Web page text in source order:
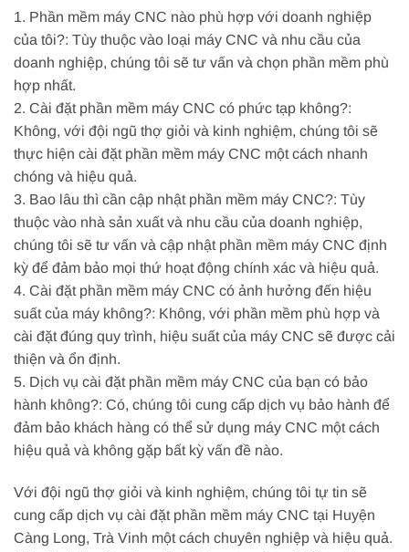
1. Phần mềm máy CNC nào phù hợp với doanh nghiệp
của tôi?: Tùy thuộc vào loại máy CNC và nhu cầu của
doanh nghiệp, chúng tôi sẽ tư vấn và chọn phần mềm phù
hợp nhất.
2. Cài đặt phần mềm máy CNC có phức tạp không?:
Không, với đội ngũ thợ giỏi và kinh nghiệm, chúng tôi sẽ
thực hiện cài đặt phần mềm máy CNC một cách nhanh
chóng và hiệu quả.
3. Bao lâu thì cần cập nhật phần mềm máy CNC?: Tùy
thuộc vào nhà sản xuất và nhu cầu của doanh nghiệp,
chúng tôi sẽ tư vấn và cập nhật phần mềm máy CNC định
kỳ để đảm bảo mọi thứ hoạt động chính xác và hiệu quả.
4. Cài đặt phần mềm máy CNC có ảnh hưởng đến hiệu
suất của máy không?: Không, với phần mềm phù hợp và
cài đặt đúng quy trình, hiệu suất của máy CNC sẽ được cải
thiện và ổn định.
5. Dịch vụ cài đặt phần mềm máy CNC của bạn có bảo
hành không?: Có, chúng tôi cung cấp dịch vụ bảo hành để
đảm bảo khách hàng có thể sử dụng máy CNC một cách
hiệu quả và không gặp bất kỳ vấn đề nào.
Với đội ngũ thợ giỏi và kinh nghiệm, chúng tôi tự tin sẽ
cung cấp dịch vụ cài đặt phần mềm máy CNC tại Huyện
Càng Long, Trà Vinh một cách chuyên nghiệp và hiệu quả.